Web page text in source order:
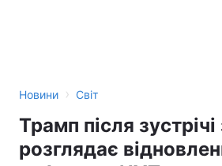
Новини › Світ
Трамп після зустрічі
розглядає